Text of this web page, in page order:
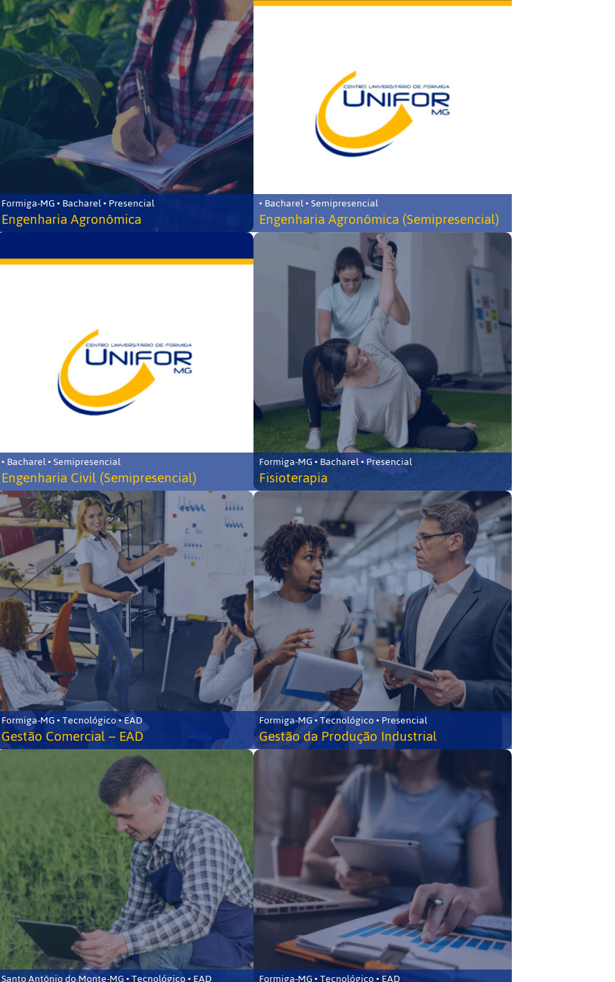
Formiga-MG • Bacharel • Presencial
Engenharia Agronômica
• Bacharel • Semipresencial
Engenharia Agronômica (Semipresencial)
• Bacharel • Semipresencial
Engenharia Civil (Semipresencial)
Formiga-MG • Bacharel • Presencial
Fisioterapia
Formiga-MG • Tecnológico • EAD
Gestão Comercial – EAD
Formiga-MG • Tecnológico • Presencial
Gestão da Produção Industrial